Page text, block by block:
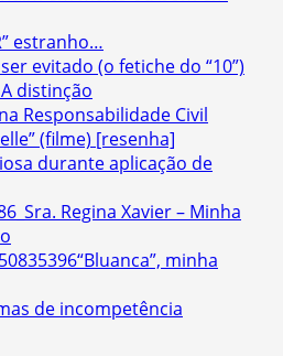
estranho…
evitado (o fetiche do “10”)
distinção
Responsabilidade Civil
(filme) [resenha]
durante aplicação de
Sra. Regina Xavier – Minha
“Bluanca”, minha
de incompetência